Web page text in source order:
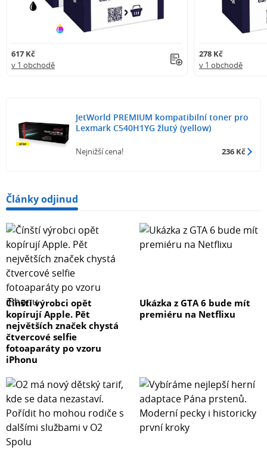
617 Kč
v 1 obchodě
278 Kč
v 1 obchodě
JetWorld PREMIUM kompatibilní toner pro
Lexmark C540H1YG žlutý (yellow)
Nejnižší cena! 236 Kč
Články odjinud
Čínští výrobci opět
kopírují Apple. Pět
největších značek chystá
čtvercové selfie
fotoaparáty po vzoru
iPhonu
Ukázka z GTA 6 bude mít
premiéru na Netflixu